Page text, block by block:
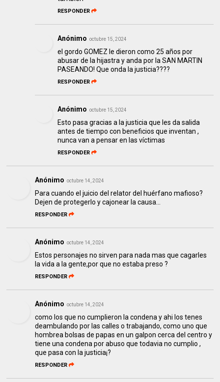
RESPONDER
Anónimo octubre 15, 2024
el gordo GOMEZ le dieron como 25 años por
abusar de la hijastra y anda por la SAN MARTIN
PASEANDO! Que onda la justicia????
RESPONDER
Anónimo octubre 15, 2024
Esto pasa gracias a la justicia que les da salida
antes de tiempo con beneficios que inventan ,
nunca van a pensar en las víctimas
RESPONDER
Anónimo octubre 14, 2024
Para cuando el juicio del relator del huérfano mafioso?
Dejen de protegerlo y cajonear la causa...
RESPONDER
Anónimo octubre 14, 2024
Estos personajes no sirven para nada mas que cagarles
la vida a la gente,por que no estaba preso ?
RESPONDER
Anónimo octubre 14, 2024
como los que no cumplieron la condena y ahi los tenes
deambulando por las calles o trabajando, como uno que
hombrea bolsas de papas en un galpon cerca del centro y
tiene una condena por abuso que todavia no cumplio ,
que pasa con la justicia¡?
RESPONDER